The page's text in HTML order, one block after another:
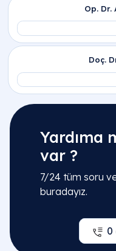
Yardıma
var ?
7/24 tüm soru ve
buradayız.
0